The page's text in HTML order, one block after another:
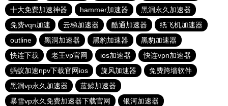
十大免费加速神器
hammer加速器
黑洞永久加速器
免费vqn加速
云梯加速器 酷通加速器
纸飞机加速器
outline
黑洞加速器 黑豹加速器
黑豹加速器
快连下载
老王vp官网 ios加速器
快连vρn加速器
蚂蚁加速npv下载官网ios
旋风加速器
免费跨墙软件
黑洞vp永久加速器
蓝鲸加速器
暴雪vp永久免费加速器下载官网
银河加速器